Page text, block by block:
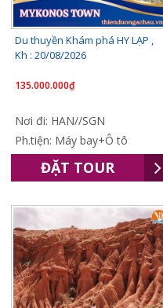
Du thuyền Khám phá HY LẠP ,
Kh : 20/08/2026
135.000.000₫
Nơi đi: HAN//SGN
Ph.tiện: Máy bay+Ô tô
ĐẶT TOUR